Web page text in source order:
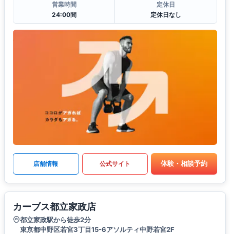
営業時間
24:00間
定休日
定休日なし
店舗情報 公式サイト 体験・相談予約
カーブス都立家政店
都立家政駅から徒歩2分
東京都中野区若宮3丁目15-6アソルティ中野若宮2F